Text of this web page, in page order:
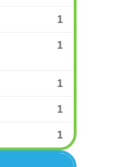
1
1
1
1
1